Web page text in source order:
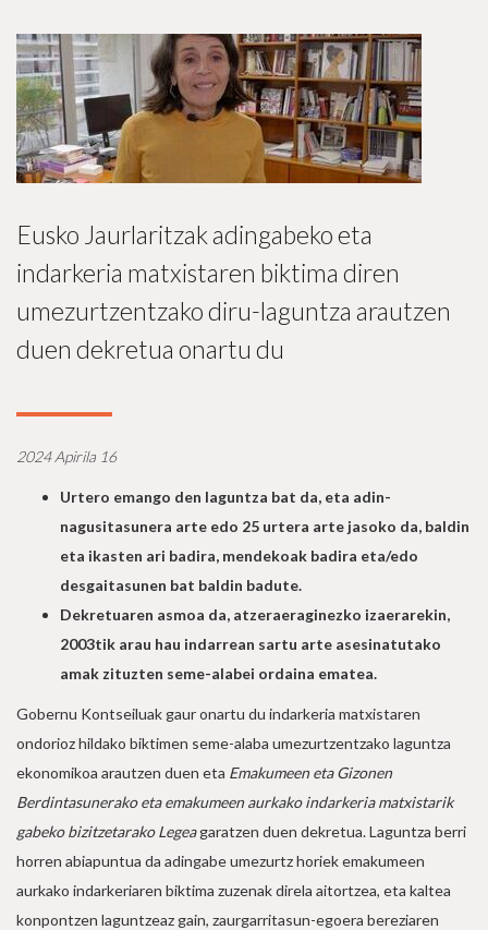
Eusko Jaurlaritzak adingabeko eta
indarkeria matxistaren biktima diren
umezurtzentzako diru-laguntza arautzen
duen dekretua onartu du
2024 Apirila 16
Urtero emango den laguntza bat da, eta adin-
nagusitasunera arte edo 25 urtera arte jasoko da, baldin
eta ikasten ari badira, mendekoak badira eta/edo
desgaitasunen bat baldin badute.
Dekretuaren asmoa da, atzeraeraginezko izaerarekin,
2003tik arau hau indarrean sartu arte asesinatutako
amak zituzten seme-alabei ordaina ematea.
Gobernu Kontseiluak gaur onartu du indarkeria matxistaren
ondorioz hildako biktimen seme-alaba umezurtzentzako laguntza
ekonomikoa arautzen duen eta Emakumeen eta Gizonen
Berdintasunerako eta emakumeen aurkako indarkeria matxistarik
gabeko bizitzetarako Legeagaratzen duen dekretua. Laguntza berri
horren abiapuntua da adingabe umezurtz horiek emakumeen
aurkako indarkeriaren biktima zuzenak direla aitortzea, eta kaltea
konpontzen laguntzeaz gain, zaurgarritasun-egoera bereziaren